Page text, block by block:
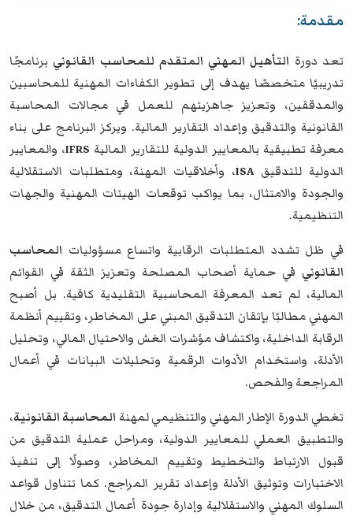
مقدمة:
تعد دورة التأهيل المهني المتقدم للمحاسب القانونيبرنامجًا
تدريبيًا متخصصًا يهدف إلى تطوير الكفاءات المهنية للمحاسبين
والمدققين، وتعزيز جاهزيتهم للعمل في مجالات المحاسبة
القانونية والتدقيق وإعداد التقارير المالية. ويركز البرنامج على بناء
معرفة تطبيقية بالمعايير الدولية للتقارير المالية IFRS، والمعايير
الدولية للتدقيقISA، وأخلاقيات المهنة، ومتطلبات الاستقلالية
والجودة والامتثال، بما يواكب توقعات الهيئات المهنية والجهات
التنظيمية.
في ظل تشدد المتطلبات الرقابية واتساع مسؤوليات المحاسب
القانوني في حماية أصحاب المصلحة وتعزيز الثقة في القوائم
المالية، لم تعد المعرفة المحاسبية التقليدية كافية. بل أصبح
المهني مطالبًا بإتقان التدقيق المبني على المخاطر، وتقييم أنظمة
الرقابة الداخلية، واكتشاف مؤشرات الغش والاحتيال المالي، وتحليل
الأدلة، واستخدام الأدوات الرقمية وتحليلات البيانات في أعمال
المراجعة والفحص.
تغطي الدورة الإطار المهني والتنظيمي لمهنة المحاسبة القانونية،
والتطبيق العملي للمعايير الدولية، ومراحل عملية التدقيق من
قبول الارتباط والتخطيط وتقييم المخاطر، وصولًا إلى تنفيذ
الاختبارات وتوثيق الأدلة وإعداد تقرير المراجع. كما تتناول قواعد
السلوك المهني والاستقلالية وإدارة جودة أعمال التدقيق، من خلال